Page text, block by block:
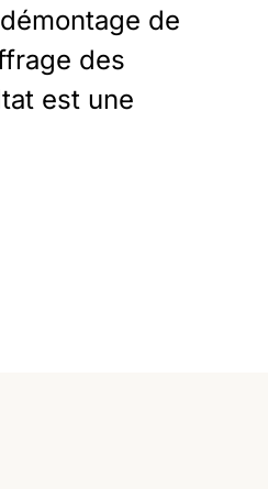
de
des
est une